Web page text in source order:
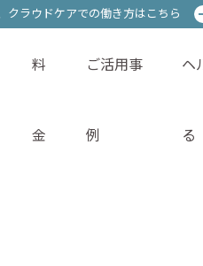
クラウドケアでの働き方はこちら
ご利用の流れ 料金
クラウドケアでの働き方はこちら
料
金
ご活用事
例
ヘ
る